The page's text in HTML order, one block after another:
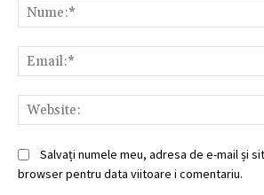
Salvați numele meu, adresa de e-mail și
browser pentru data viitoare i comentariu.